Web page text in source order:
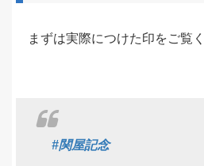
まずは実際につけた印をご覧く
#関屋記念